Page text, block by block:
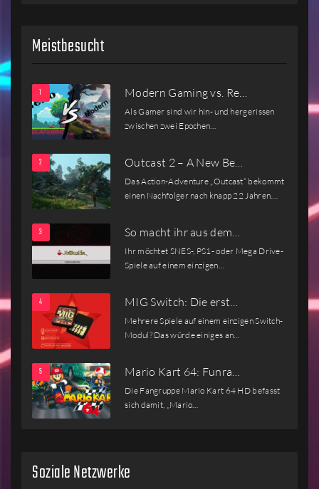
Meistbesucht
Modern Gaming vs. Re…
Als Gamer sind wir hin- und hergerissen
zwischen zwei Epochen…
Outcast 2 – A New Be…
Das Action-Adventure „Outcast“ bekommt
einen Nachfolger nach knapp 22 Jahren.…
So macht ihr aus dem…
Ihr möchtet SNES-, PS1- oder Mega Drive-
Spiele auf einem einzigen…
MIG Switch: Die erst…
Mehrere Spiele auf einem einzigen Switch-
Modul? Das würde einiges an…
Mario Kart 64: Funra…
Die Fangruppe Mario Kart 64 HD befasst
sich damit, „Mario…
Soziale Netzwerke